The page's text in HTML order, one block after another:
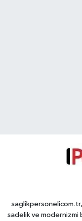
sadelik ve modernizmi